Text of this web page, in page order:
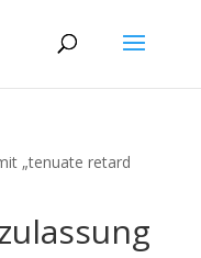
„tenuate retard